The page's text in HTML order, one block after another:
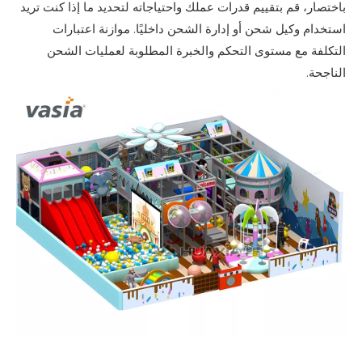
باختصار، قم بتقييم قدرات عملك واحتياجاته لتحديد ما إذا كنت تريد
استخدام وكيل شحن أو إدارة الشحن داخليًا. موازنة اعتبارات
التكلفة مع مستوى التحكم والخبرة المطلوبة لعمليات الشحن
الناجحة.